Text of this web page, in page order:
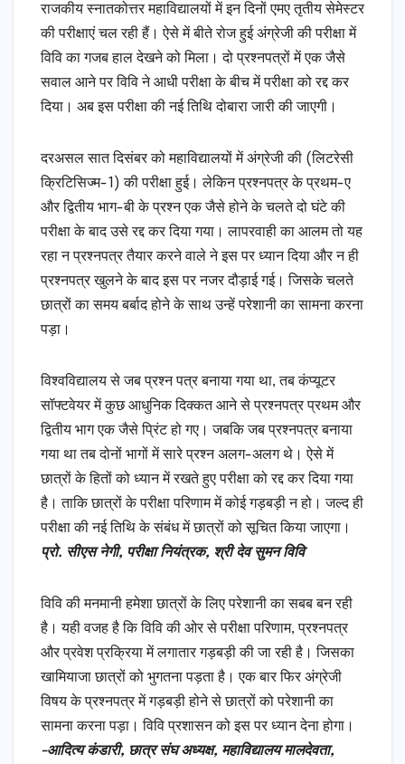
राजकीय स्नातकोत्तर महाविद्यालयों में इन दिनों एमए तृतीय सेमेस्टर
की परीक्षाएं चल रही हैं। ऐसे में बीते रोज हुई अंग्रेजी की परीक्षा में
विवि का गजब हाल देखने को मिला। दो प्रश्नपत्रों में एक जैसे
सवाल आने पर विवि ने आधी परीक्षा के बीच में परीक्षा को रद्द कर
दिया। अब इस परीक्षा की नई तिथि दोबारा जारी की जाएगी।
दरअसल सात दिसंबर को महाविद्यालयों में अंग्रेजी की (लिटरेसी
क्रिटिसिज्म-1) की परीक्षा हुई। लेकिन प्रश्नपत्र के प्रथम-ए
और द्वितीय भाग-बी के प्रश्न एक जैसे होने के चलते दो घंटे की
परीक्षा के बाद उसे रद्द कर दिया गया। लापरवाही का आलम तो यह
रहा न प्रश्नपत्र तैयार करने वाले ने इस पर ध्यान दिया और न ही
प्रश्नपत्र खुलने के बाद इस पर नजर दौड़ाई गई। जिसके चलते
छात्रों का समय बर्बाद होने के साथ उन्हें परेशानी का सामना करना
पड़ा।
विश्वविद्यालय से जब प्रश्न पत्र बनाया गया था, तब कंप्यूटर
सॉफ्टवेयर में कुछ आधुनिक दिक्कत आने से प्रश्नपत्र प्रथम और
द्वितीय भाग एक जैसे प्रिंट हो गए। जबकि जब प्रश्नपत्र बनाया
गया था तब दोनों भागों में सारे प्रश्न अलग-अलग थे। ऐसे में
छात्रों के हितों को ध्यान में रखते हुए परीक्षा को रद्द कर दिया गया
है। ताकि छात्रों के परीक्षा परिणाम में कोई गड़बड़ी न हो। जल्द ही
परीक्षा की नई तिथि के संबंध में छात्रों को सूचित किया जाएगा।
प्रो. सीएस नेगी, परीक्षा नियंत्रक, श्री देव सुमन विवि
विवि की मनमानी हमेशा छात्रों के लिए परेशानी का सबब बन रही
है। यही वजह है कि विवि की ओर से परीक्षा परिणाम, प्रश्नपत्र
और प्रवेश प्रक्रिया में लगातार गड़बड़ी की जा रही है। जिसका
खामियाजा छात्रों को भुगतना पड़ता है। एक बार फिर अंग्रेजी
विषय के प्रश्नपत्र में गड़बड़ी होने से छात्रों को परेशानी का
सामना करना पड़ा। विवि प्रशासन को इस पर ध्यान देना होगा।
-आदित्य कंडारी, छात्र संघ अध्यक्ष, महाविद्यालय मालदेवता,